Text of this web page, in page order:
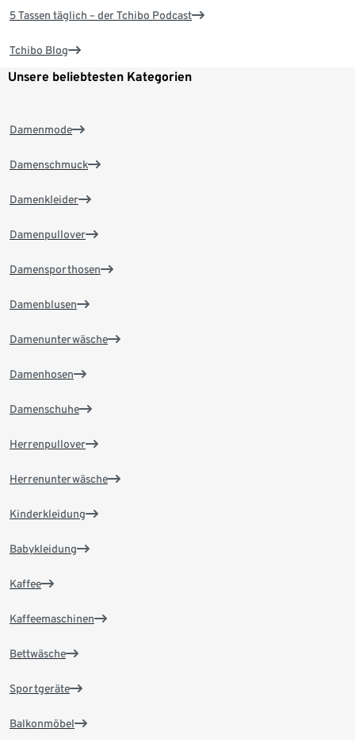
5 Tassen täglich – der Tchibo Podcast
Tchibo Blog
Unsere beliebtesten Kategorien
Damenmode
Damenschmuck
Damenkleider
Damenpullover
Damensporthosen
Damenblusen
Damenunterwäsche
Damenhosen
Damenschuhe
Herrenpullover
Herrenunterwäsche
Kinderkleidung
Babykleidung
Kaffee
Kaffeemaschinen
Bettwäsche
Sportgeräte
Balkonmöbel